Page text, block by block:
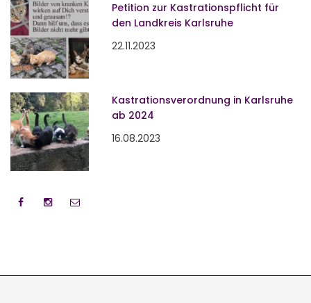
Petition zur Kastrationspflicht für
den Landkreis Karlsruhe
22.11.2023
Kastrationsverordnung in Karlsruhe
ab 2024
16.08.2023